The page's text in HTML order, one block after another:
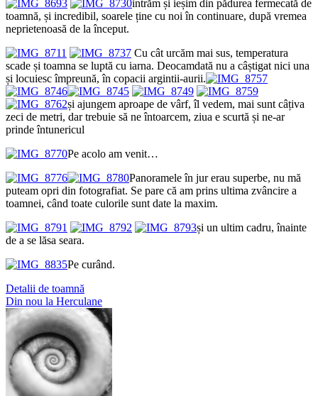
intrăm și ieșim din pădurea fermecată de
toamnă, și incredibil, soarele ține cu noi în continuare, după vremea
neprietenoasă de la început.
Cu cât urcăm mai sus, temperatura
scade și toamna se luptă cu iarna. Deocamdată nu a câștigat nici una
și locuiesc împreună, în copacii argintii-aurii.
și ajungem aproape de vârf, îl vedem, mai sunt câțiva
zeci de metri, dar trebuie să ne întoarcem, ziua e scurtă și ne-ar
prinde întunericul
Pe acolo am venit…
Panoramele în jur erau superbe, nu mă
puteam opri din fotografiat. Se pare că am prins ultima zvâncire a
toamnei, când toate culorile sunt date la maxim.
și un ultim cadru, înainte
de a se lăsa seara.
Pe curând.
Post
navigation
Detalii de toamnă
Din nou la Herculane